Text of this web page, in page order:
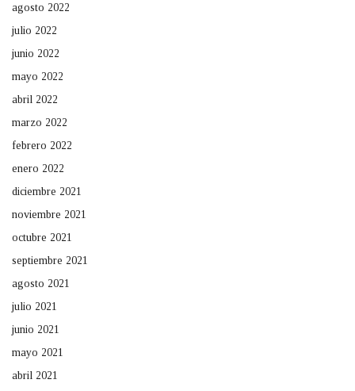
agosto 2022
julio 2022
junio 2022
mayo 2022
abril 2022
marzo 2022
febrero 2022
enero 2022
diciembre 2021
noviembre 2021
octubre 2021
septiembre 2021
agosto 2021
julio 2021
junio 2021
mayo 2021
abril 2021